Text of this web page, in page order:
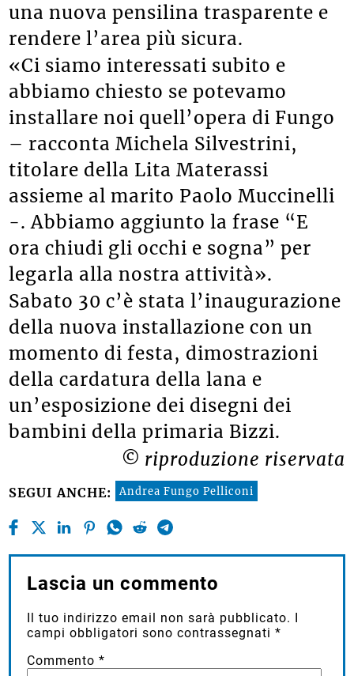
una nuova pensilina trasparente e
rendere l’area più sicura.
«Ci siamo interessati subito e
abbiamo chiesto se potevamo
installare noi quell’opera di Fungo
– racconta Michela Silvestrini,
titolare della Lita Materassi
assieme al marito Paolo Muccinelli
-. Abbiamo aggiunto la frase “E
ora chiudi gli occhi e sogna” per
legarla alla nostra attività».
Sabato 30 c’è stata l’inaugurazione
della nuova installazione con un
momento di festa, dimostrazioni
della cardatura della lana e
un’esposizione dei disegni dei
bambini della primaria Bizzi.
© riproduzione riservata
SEGUI ANCHE: Andrea Fungo Pelliconi
Lascia un commento
Il tuo indirizzo email non sarà pubblicato. I
campi obbligatori sono contrassegnati*
Commento*